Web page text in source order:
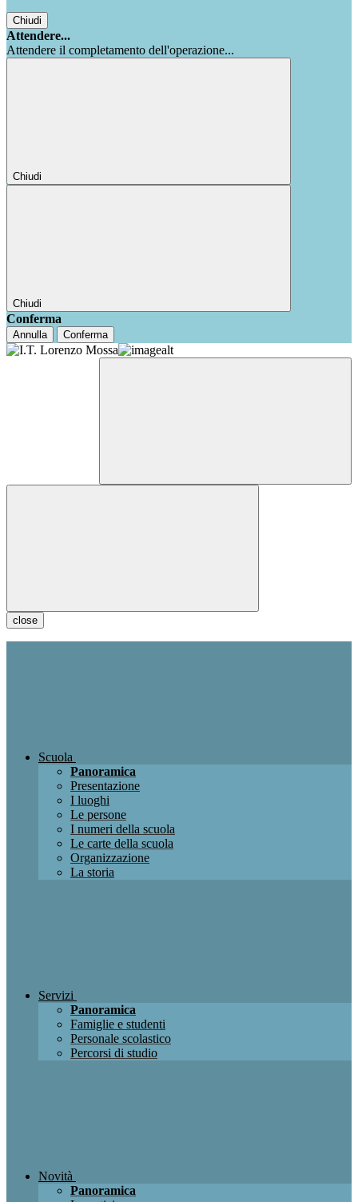
Chiudi
Attendere...
Attendere il completamento dell'operazione...
Chiudi
Chiudi
Conferma
Annulla Conferma
close
Scuola
Panoramica
Presentazione
I luoghi
Le persone
I numeri della scuola
Le carte della scuola
Organizzazione
La storia
Servizi
Panoramica
Famiglie e studenti
Personale scolastico
Percorsi di studio
Novità
Panoramica